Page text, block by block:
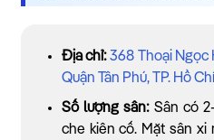
Địa chỉ:368 Thoại Ngọc
Quận Tân Phú, TP. Hồ
Số lượng sân:Sân có
che kiên cố. Mặt sân xi